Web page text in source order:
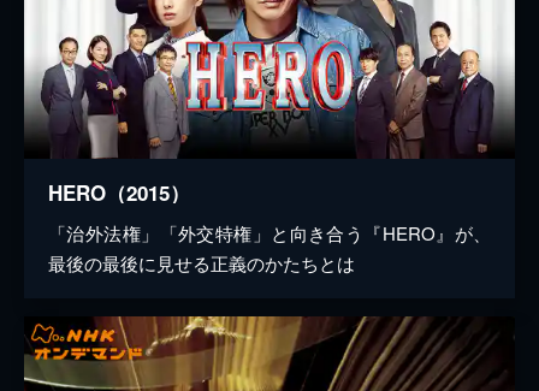
HERO（2015）
「治外法権」「外交特権」と向き合う『HERO』が、
最後の最後に見せる正義のかたちとは